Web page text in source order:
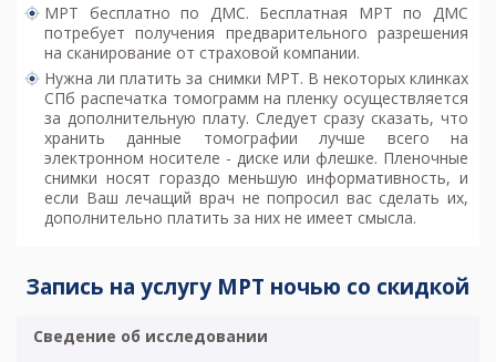
МРТ бесплатно по ДМС. Бесплатная МРТ по ДМС
потребует получения предварительного разрешения
на сканирование от страховой компании.
Нужна ли платить за снимки МРТ. В некоторых клинках
СПб распечатка томограмм на пленку осуществляется
за дополнительную плату. Следует сразу сказать, что
хранить данные томографии лучше всего на
электронном носителе - диске или флешке. Пленочные
снимки носят гораздо меньшую информативность, и
если Ваш лечащий врач не попросил вас сделать их,
дополнительно платить за них не имеет смысла.
Запись на услугу МРТ ночью со скидкой
Сведение об исследовании